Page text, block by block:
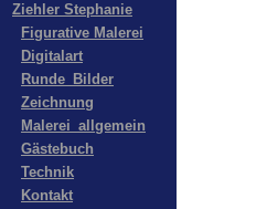
Ziehler Stephanie
Figurative Malerei
Digitalart
Runde_Bilder
Zeichnung
Malerei_allgemein
Gästebuch
Technik
Kontakt